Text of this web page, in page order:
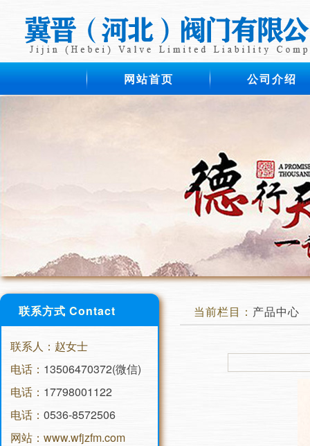
网站首页 公司介绍
联系方式 Contact
联系人：赵女士
电话： 13506470372(微信)
电话： 17798001122
电话： 0536-8572506
网站：www.wfjzfm.com
当前栏目： 产品中心